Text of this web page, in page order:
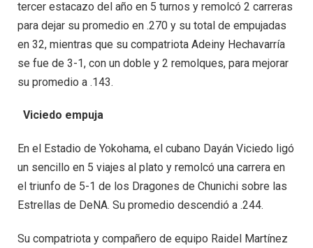
tercer estacazo del año en 5 turnos y remolcó 2 carreras
para dejar su promedio en .270 y su total de empujadas
en 32, mientras que su compatriota Adeiny Hechavarría
se fue de 3-1, con un doble y 2 remolques, para mejorar
su promedio a .143.
Viciedo empuja
En el Estadio de Yokohama, el cubano Dayán Viciedo ligó
un sencillo en 5 viajes al plato y remolcó una carrera en
el triunfo de 5-1 de los Dragones de Chunichi sobre las
Estrellas de DeNA. Su promedio descendió a .244.
Su compatriota y compañero de equipo Raidel Martínez